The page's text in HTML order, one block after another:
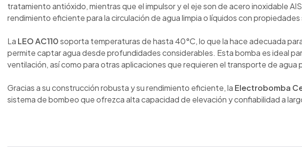
tratamiento antióxido, mientras que el impulsor y el eje son de acero inoxidable
rendimiento eficiente para la circulación de agua limpia o líquidos con propiedades
La LEO AC110soporta temperaturas de hasta 40°C, lo que la hace adecuada
permite captar agua desde profundidades considerables. Esta bomba es ideal
ventilación, así como para otras aplicaciones que requieren el transporte de agua
Gracias a su construcción robusta y su rendimiento eficiente, la Electrobomba
sistema de bombeo que ofrezca alta capacidad de elevación y confiabilidad a